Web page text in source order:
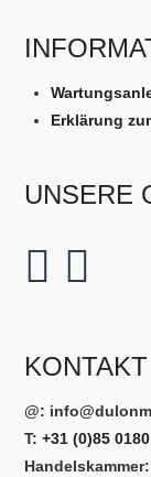
Erklärung
UNSERE
KONTAKT
@:
T: +31 (0)85